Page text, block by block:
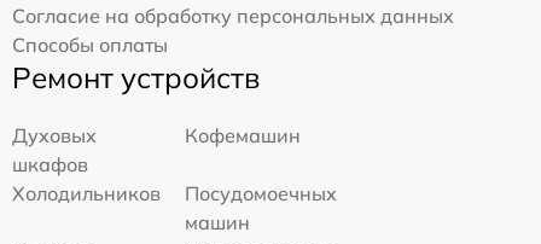
Согласие на обработку персональных данных
Способы оплаты
Ремонт устройств
Духовых
шкафов
Кофемашин
Холодильников
Посудомоечных
машин